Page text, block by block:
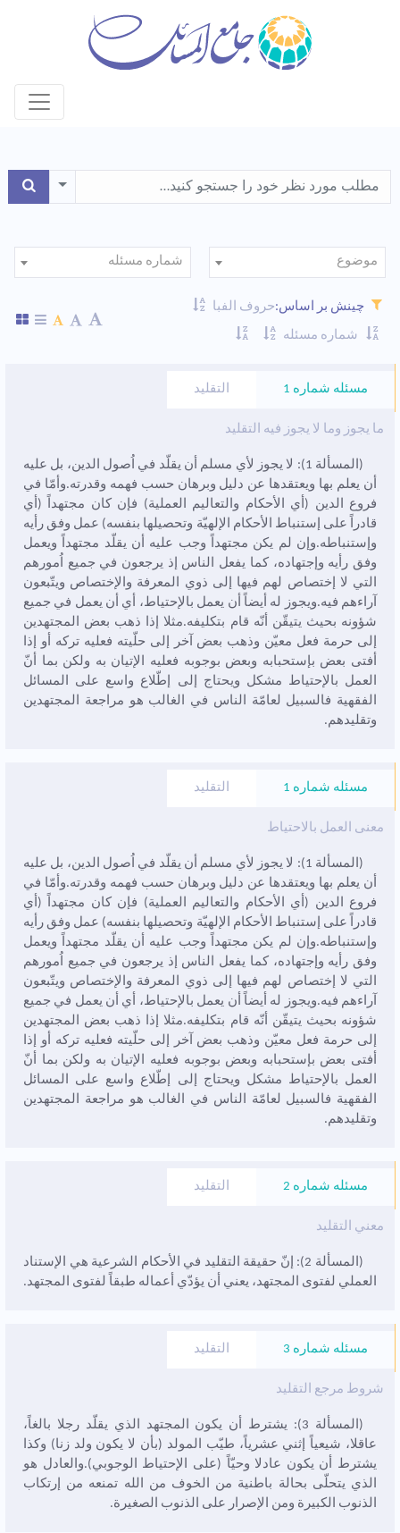
Dropdown
موضوع شماره مسئله
چینش بر اساس:حروف الفبا
شماره مسئله
مسئله شماره 1 التقليد
ما يجوز وما لا يجوز فيه التقليد
(المسألة 1): لا يجوز لأي مسلم أن يقلّد في اُصول الدين، بل عليه
أن يعلم بها ويعتقدها عن دليل وبرهان حسب فهمه وقدرته.وأمّا في
فروع الدين (أي الأحکام والتعاليم العملية) فإن کان مجتهداً (أي
قادراً على إستنباط الأحکام الإلهيّة وتحصيلها بنفسه) عمل وفق رأيه
وإستنباطه.وإن لم يکن مجتهداً وجب عليه أن يقلّد مجتهداً ويعمل
وفق رأيه وإجتهاده، کما يفعل الناس إذ يرجعون في جميع اُمورهم
التي لا إختصاص لهم فيها إلى ذوي المعرفة والإختصاص ويتّبعون
آراءهم فيه.ويجوز له أيضاً أن يعمل بالإحتياط، أي أن يعمل في جميع
شؤونه بحيث يتيقّن أنّه قام بتکليفه.مثلا إذا ذهب بعض المجتهدين
إلى حرمة فعل معيّن وذهب بعض آخر إلى حلّيته فعليه ترکه أو إذا
أفتى بعض بإستحبابه وبعض بوجوبه فعليه الإتيان به ولکن بما أنّ
العمل بالإحتياط مشکل ويحتاج إلى إطّلاع واسع على المسائل
الفقهية فالسبيل لعامّة الناس في الغالب هو مراجعة المجتهدين
وتقليدهم.
مسئله شماره 1 التقليد
معنى العمل بالاحتياط
(المسألة 1): لا يجوز لأي مسلم أن يقلّد في اُصول الدين، بل عليه
أن يعلم بها ويعتقدها عن دليل وبرهان حسب فهمه وقدرته.وأمّا في
فروع الدين (أي الأحکام والتعاليم العملية) فإن کان مجتهداً (أي
قادراً على إستنباط الأحکام الإلهيّة وتحصيلها بنفسه) عمل وفق رأيه
وإستنباطه.وإن لم يکن مجتهداً وجب عليه أن يقلّد مجتهداً ويعمل
وفق رأيه وإجتهاده، کما يفعل الناس إذ يرجعون في جميع اُمورهم
التي لا إختصاص لهم فيها إلى ذوي المعرفة والإختصاص ويتّبعون
آراءهم فيه.ويجوز له أيضاً أن يعمل بالإحتياط، أي أن يعمل في جميع
شؤونه بحيث يتيقّن أنّه قام بتکليفه.مثلا إذا ذهب بعض المجتهدين
إلى حرمة فعل معيّن وذهب بعض آخر إلى حلّيته فعليه ترکه أو إذا
أفتى بعض بإستحبابه وبعض بوجوبه فعليه الإتيان به ولکن بما أنّ
العمل بالإحتياط مشکل ويحتاج إلى إطّلاع واسع على المسائل
الفقهية فالسبيل لعامّة الناس في الغالب هو مراجعة المجتهدين
وتقليدهم.
مسئله شماره 2 التقليد
معني التقليد
(المسألة 2): إنّ حقيقة التقليد في الأحکام الشرعية هي الإستناد
العملي لفتوى المجتهد، يعني أن يؤدّي أعماله طبقاً لفتوى المجتهد.
مسئله شماره 3 التقليد
شروط مرجع التقليد
(المسألة 3): يشترط أن يکون المجتهد الذي يقلّد رجلا بالغاً،
عاقلا، شيعياً إثني عشرياً، طيّب المولد (بأن لا يکون ولد زنا) وکذا
يشترط أن يکون عادلا وحيّاً (على الإحتياط الوجوبي).والعادل هو
الذي يتحلّى بحالة باطنية من الخوف من الله تمنعه من إرتکاب
الذنوب الکبيرة ومن الإصرار على الذنوب الصغيرة.